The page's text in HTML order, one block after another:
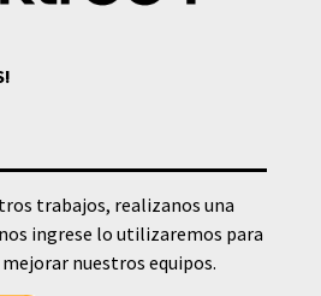
trabajos, realizanos una
ingrese lo utilizaremos para
nuestros equipos.